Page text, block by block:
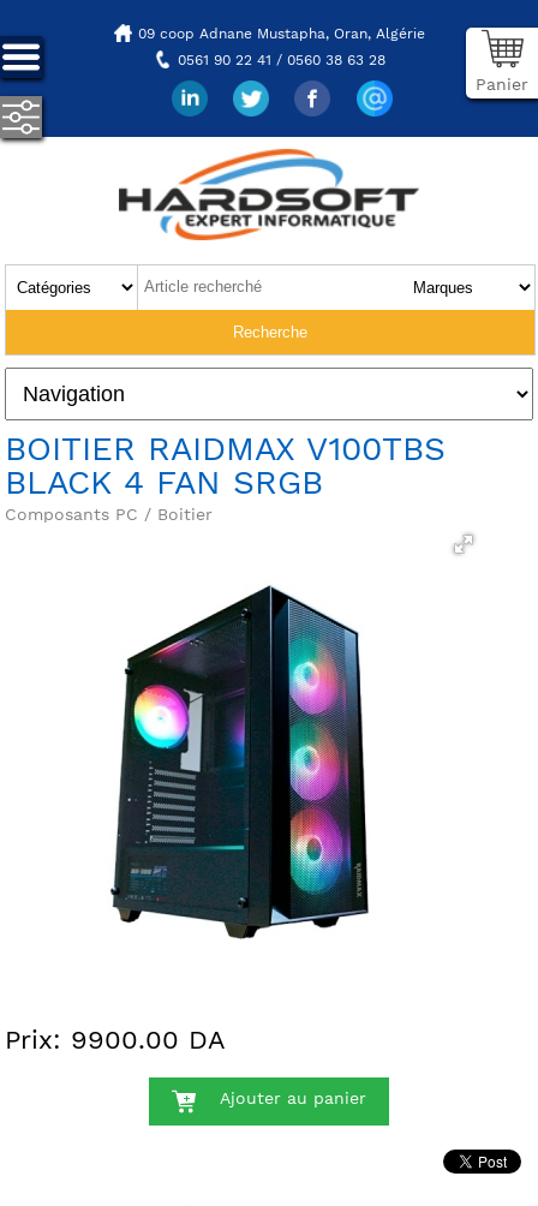
09 coop Adnane Mustapha, Oran, Algérie
0561 90 22 41 / 0560 38 63 28
Panier
BOITIER RAIDMAX V100TBS
BLACK 4 FAN SRGB
Composants PC / Boitier
Prix: 9900.00 DA
Ajouter au panier